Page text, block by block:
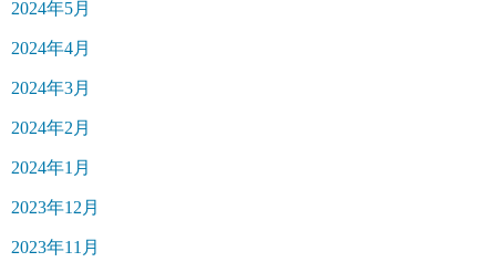
2024年5月
2024年4月
2024年3月
2024年2月
2024年1月
2023年12月
2023年11月